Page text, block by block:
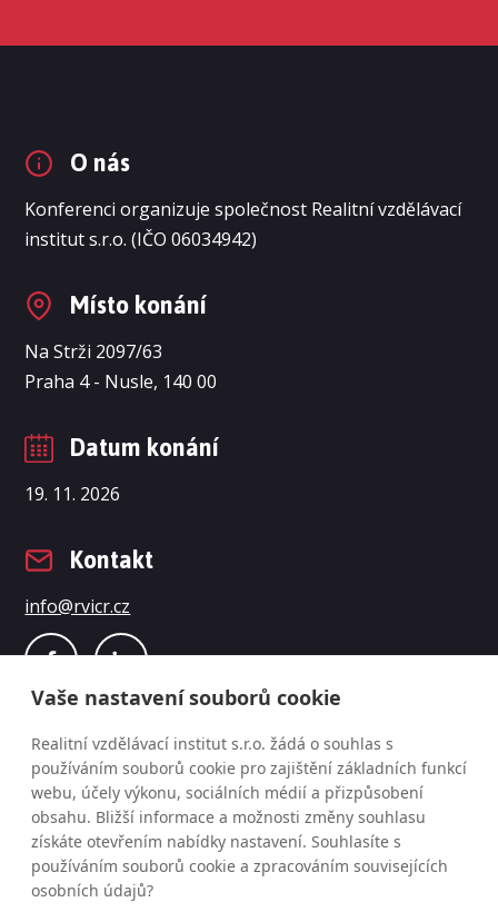
Vaše nastavení souborů cookie
Realitní vzdělávací institut s.r.o. žádá o souhlas s
používáním souborů cookie pro zajištění základních funkcí
webu, účely výkonu, sociálních médií a přizpůsobení
obsahu. Bližší informace a možnosti změny souhlasu
získáte otevřením nabídky nastavení. Souhlasíte s
používáním souborů cookie a zpracováním souvisejících
osobních údajů?
O nás
Konferenci organizuje společnost Realitní vzdělávací
institut s.r.o. (IČO 06034942)
Místo konání
Na Strži 2097/63
Praha 4 - Nusle, 140 00
Datum konání
19. 11. 2026
Kontakt
info@rvicr.cz
© Realitní vzdělávací institut s.r.o., změna programu
i cen vyhrazena